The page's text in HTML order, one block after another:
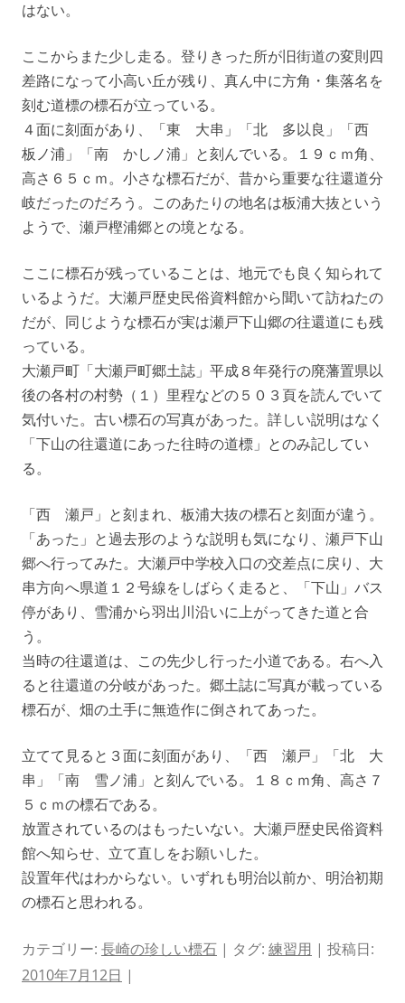
はない。
ここからまた少し走る。登りきった所が旧街道の変則四
差路になって小高い丘が残り、真ん中に方角・集落名を
刻む道標の標石が立っている。
４面に刻面があり、「東 大串」「北 多以良」「西
板ノ浦」「南 かしノ浦」と刻んでいる。１９ｃｍ角、
高さ６５ｃｍ。小さな標石だが、昔から重要な往還道分
岐だったのだろう。このあたりの地名は板浦大抜という
ようで、瀬戸樫浦郷との境となる。
ここに標石が残っていることは、地元でも良く知られて
いるようだ。大瀬戸歴史民俗資料館から聞いて訪ねたの
だが、同じような標石が実は瀬戸下山郷の往還道にも残
っている。
大瀬戸町「大瀬戸町郷土誌」平成８年発行の廃藩置県以
後の各村の村勢（１）里程などの５０３頁を読んでいて
気付いた。古い標石の写真があった。詳しい説明はなく
「下山の往還道にあった往時の道標」とのみ記してい
る。
「西 瀬戸」と刻まれ、板浦大抜の標石と刻面が違う。
「あった」と過去形のような説明も気になり、瀬戸下山
郷へ行ってみた。大瀬戸中学校入口の交差点に戻り、大
串方向へ県道１２号線をしばらく走ると、「下山」バス
停があり、雪浦から羽出川沿いに上がってきた道と合
う。
当時の往還道は、この先少し行った小道である。右へ入
ると往還道の分岐があった。郷土誌に写真が載っている
標石が、畑の土手に無造作に倒されてあった。
立てて見ると３面に刻面があり、「西 瀬戸」「北 大
串」「南 雪ノ浦」と刻んでいる。１８ｃｍ角、高さ７
５ｃｍの標石である。
放置されているのはもったいない。大瀬戸歴史民俗資料
館へ知らせ、立て直しをお願いした。
設置年代はわからない。いずれも明治以前か、明治初期
の標石と思われる。
カテゴリー: 長崎の珍しい標石 | タグ: 練習用 | 投稿日:
2010年7月12日 |